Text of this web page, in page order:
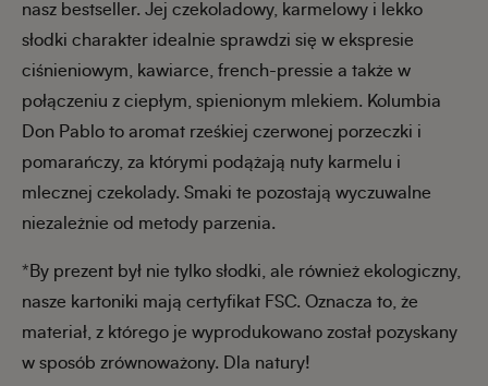
nasz bestseller. Jej czekoladowy, karmelowy i lekko
słodki charakter idealnie sprawdzi się w ekspresie
ciśnieniowym, kawiarce, french-pressie a także w
połączeniu z ciepłym, spienionym mlekiem. Kolumbia
Don Pablo to aromat rześkiej czerwonej porzeczki i
pomarańczy, za którymi podążają nuty karmelu i
mlecznej czekolady. Smaki te pozostają wyczuwalne
niezależnie od metody parzenia.
*By prezent był nie tylko słodki, ale również ekologiczny,
nasze kartoniki mają certyfikat FSC. Oznacza to, że
materiał, z którego je wyprodukowano został pozyskany
w sposób zrównoważony. Dla natury!